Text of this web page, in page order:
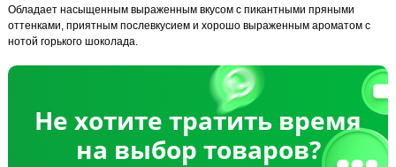
Обладает насыщенным выраженным вкусом с пикантными пряными
оттенками, приятным послевкусием и хорошо выраженным ароматом с
нотой горького шоколада.
Не хотите тратить время
на выбор товаров?